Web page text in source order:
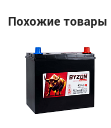
Похожие товары